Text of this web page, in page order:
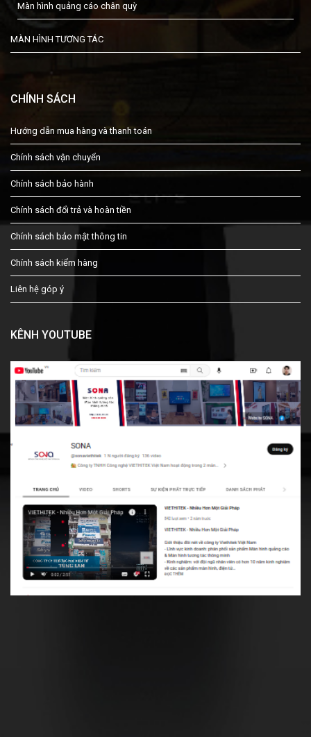
Màn hình quảng cáo chân quỳ
MÀN HÌNH TƯƠNG TÁC
CHÍNH SÁCH
Hướng dẫn mua hàng và thanh toán
Chính sách vận chuyển
Chính sách bảo hành
Chính sách đổi trả và hoàn tiền
Chính sách bảo mật thông tin
Chính sách kiểm hàng
Liên hệ góp ý
KÊNH YOUTUBE